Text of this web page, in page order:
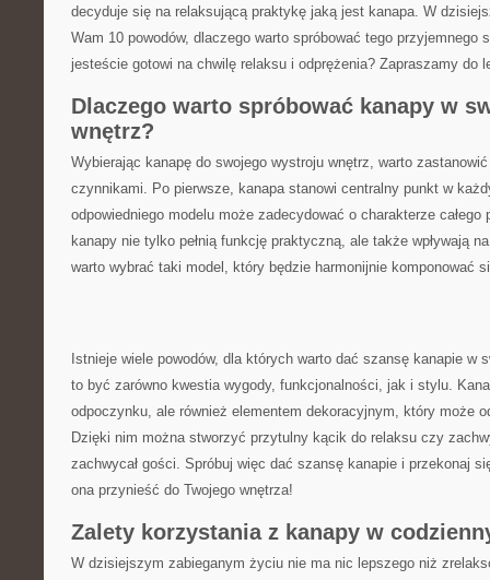
decyduje się​ na relaksującą praktykę jaką jest kanapa. W
Wam 10 powodów, dlaczego ‌warto spróbować tego​ przyjemnego
jesteście gotowi na chwilę relaksu i odprężenia? ‌Zapraszamy do
Dlaczego‌ warto spróbować kanapy w
wnętrz?
Wybierając kanapę do swojego wystroju wnętrz, warto
czynnikami.‌ Po pierwsze, kanapa​ stanowi‌ centralny punkt w
odpowiedniego modelu może zadecydować o charakterze
⁤kanapy nie tylko pełnią funkcję praktyczną, ale także wpływają
warto wybrać taki model, który będzie harmonijnie ⁤komponować
Istnieje⁢ wiele powodów,‍ dla ​których warto dać szansę kanapie w
to ⁣być zarówno kwestia wygody, funkcjonalności, jak‌ i⁢ stylu.
odpoczynku, ‌ale również​ elementem dekoracyjnym, który może
Dzięki nim można stworzyć przytulny kącik do relaksu czy
zachwycał gości. ‌Spróbuj więc dać szansę kanapie i ⁤przekonaj
ona przynieść ⁤do Twojego wnętrza!
Zalety ‌korzystania z kanapy w
W dzisiejszym zabieganym⁢ życiu nie ma nic lepszego ⁢niż